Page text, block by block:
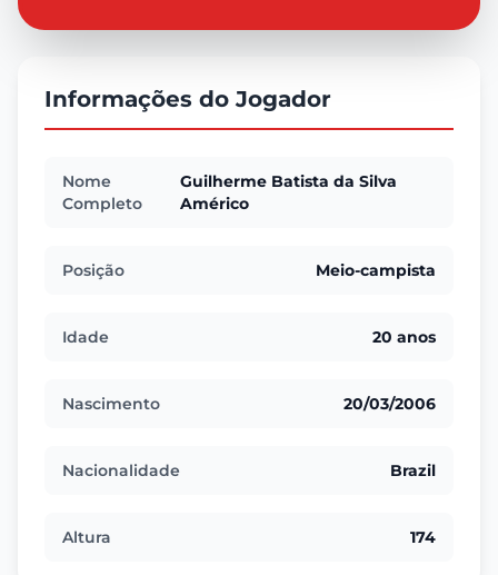
Informações do Jogador
Nome
Completo
Guilherme Batista da Silva
Américo
Posição Meio-campista
Idade 20 anos
Nascimento 20/03/2006
Nacionalidade Brazil
Altura 174